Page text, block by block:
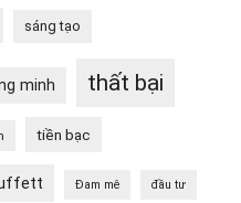
sáng tạo
minh thất bại
tiền bạc
Đam mê đầu tư